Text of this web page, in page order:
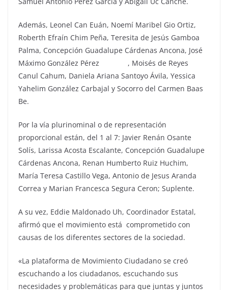
Además, Leonel Can Euán, Noemí Maribel Gio Ortiz,
Roberth Efraín Chim Peña, Teresita de Jesús Gamboa
Palma, Concepción Guadalupe Cárdenas Ancona, José
Máximo González Pérez , Moisés de Reyes
Canul Cahum, Daniela Ariana Santoyo Ávila, Yessica
Yahelim González Carbajal y Socorro del Carmen Baas
Be.
Por la vía plurinominal o de representación
proporcional están, del 1 al 7: Javier Renán Osante
Solís, Larissa Acosta Escalante, Concepción Guadalupe
Cárdenas Ancona, Renan Humberto Ruiz Huchim,
María Teresa Castillo Vega, Antonio de Jesus Aranda
Correa y Marian Francesca Segura Ceron; Suplente.
A su vez, Eddie Maldonado Uh, Coordinador Estatal,
afirmó que el movimiento está comprometido con
causas de los diferentes sectores de la sociedad.
«La plataforma de Movimiento Ciudadano se creó
escuchando a los ciudadanos, escuchando sus
necesidades y problemáticas para que juntas y juntos